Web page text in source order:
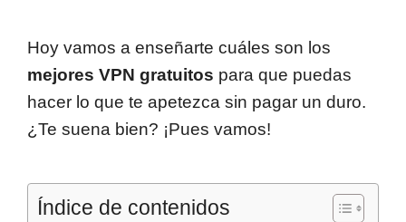
Hoy vamos a enseñarte cuáles son los
mejores VPN gratuitos para que puedas
hacer lo que te apetezca sin pagar un duro.
¿Te suena bien? ¡Pues vamos!
Índice de contenidos